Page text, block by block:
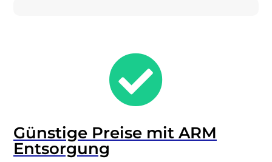

Günstige Preise mit ARM
Entsorgung